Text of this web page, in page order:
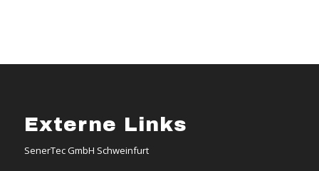
Externe Links
SenerTec GmbH Schweinfurt